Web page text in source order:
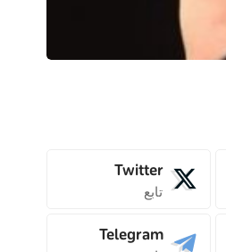
Twitter
تابع
Telegram